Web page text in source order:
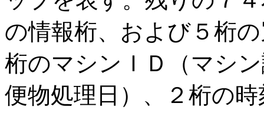
の情報桁、および５桁
桁のマシンＩＤ（マシ
便物処理日）、２桁の